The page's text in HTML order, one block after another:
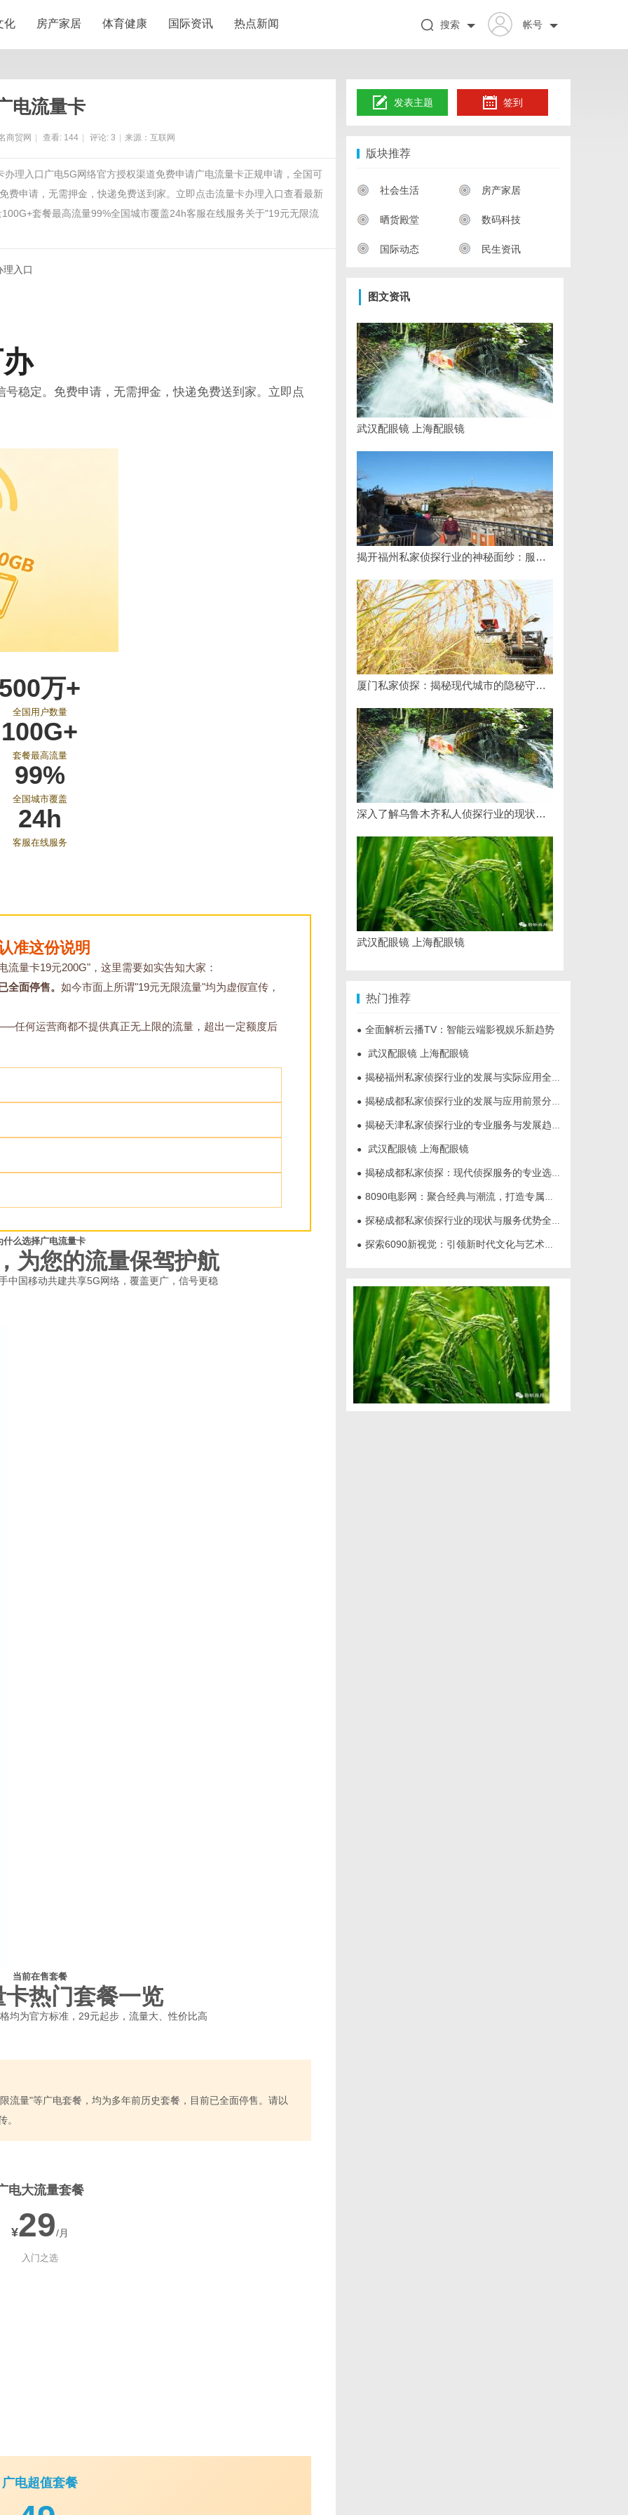
化 房产家居 体育健康 国际资讯 热点新闻 帐号
搜索
电流量卡
商贸网 查看: 144 评论: 3 来源：互联网
理入口广电5G网络官方授权渠道免费申请广电流量卡正规申请，全国可
费申请，无需押金，快递免费送到家。立即点击流量卡办理入口查看最新
套餐最高流量99%全国城市覆盖24h客服在线服务关于"19元无限流
理入口
稳定。免费申请，无需押金，快递免费送到家。立即点
万+
全国用户数量
100G+
套餐最高流量
99%
全国城市覆盖
24h
客服在线服务
准这份说明
量卡19元200G"，这里需要如实告知大家：
全面停售。 如今市面上所谓"19元无限流量"均为虚假宣传，
任何运营商都不提供真正无上限的流量，超出一定额度后
什么选择广电流量卡
为您的流量保驾护航
中国移动共建共享5G网络，覆盖更广，信号更稳
当前在售套餐
热门套餐一览
均为官方标准，29元起步，流量大、性价比高
流量"等广电套餐，均为多年前历史套餐，目前已全面停售。请以
。
电大流量套餐
¥29/月
入门之选
广电超值套餐
发表主题 签到
版块推荐
社会生活 房产家居
晒货殿堂 数码科技
国际动态 民生资讯
图文资讯
武汉配眼镜 上海配眼镜
揭开福州私家侦探行业的神秘面纱：服务、优势与法律解析
厦门私家侦探：揭秘现代城市的隐秘守护者
深入了解乌鲁木齐私人侦探行业的现状与发展趋势
武汉配眼镜 上海配眼镜
热门推荐
● 全面解析云播TV：智能云端影视娱乐新趋势
● 武汉配眼镜 上海配眼镜
● 揭秘福州私家侦探行业的发展与实际应用全解析
● 揭秘成都私家侦探行业的发展与应用前景分析
● 揭秘天津私家侦探行业的专业服务与发展趋势
● 武汉配眼镜 上海配眼镜
● 揭秘成都私家侦探：现代侦探服务的专业选择与行业前景
● 8090电影网：聚合经典与潮流，打造专属你的观影天堂
● 探秘成都私家侦探行业的现状与服务优势全面解析
● 探索6090新视觉：引领新时代文化与艺术的创新之路